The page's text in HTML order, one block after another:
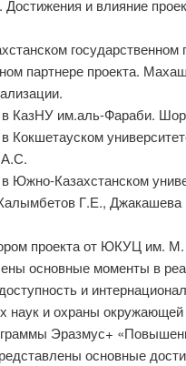
Достижения и влияние
государственном
партнере проекта.
в КазНУ им.аль-Фараби.
Кокшетауском
Южно-Казахстанском
Г.Е.,
проекта от ЮКУЦ им. М.
основные моменты в
и
наук и охраны
Эразмус+
основные